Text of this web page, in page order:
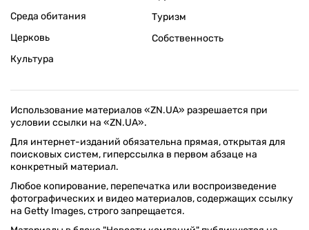
Среда обитания
Церковь
Культура
Туризм
Собственность
Использование материалов «ZN.UA» разрешается при
условии ссылки на «ZN.UA».
Для интернет-изданий обязательна прямая, открытая для
поисковых систем, гиперссылка в первом абзаце на
конкретный материал.
Любое копирование, перепечатка или воспроизведение
фотографических и видео материалов, содержащих ссылку
на Getty Images, строго запрещается.